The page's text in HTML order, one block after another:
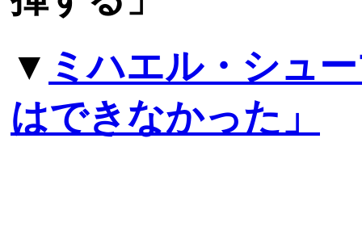
▼ ミハエル・シュ
はできなかった」